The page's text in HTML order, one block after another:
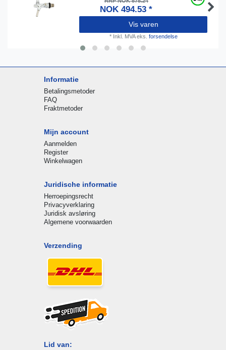
NOK 494.53 *
Vis varen
* Inkl. MVAeks. forsendelse
Informatie
Betalingsmetoder
FAQ
Fraktmetoder
Mijn account
Aanmelden
Register
Winkelwagen
Juridische informatie
Herroepingsrecht
Privacyverklaring
Juridisk avsløring
Algemene voorwaarden
Verzending
Lid van: